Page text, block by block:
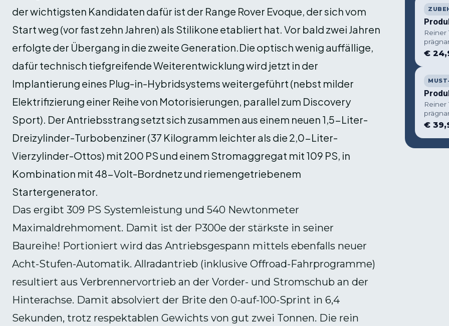
der wichtigsten Kandidaten dafür ist der Range Rover Evoque, der sich vom
Start weg (vor fast zehn Jahren) als Stilikone etabliert hat. Vor bald zwei Jahren
erfolgte der Übergang in die zweite Generation.Die optisch wenig auffällige,
dafür technisch tiefgreifende Weiterentwicklung wird jetzt in der
Implantierung eines Plug-in-Hybridsystems weitergeführt (nebst milder
Elektrifizierung einer Reihe von Motorisierungen, parallel zum Discovery
Sport). Der Antriebsstrang setzt sich zusammen aus einem neuen 1,5-Liter-
Dreizylinder-Turbobenziner (37 Kilogramm leichter als die 2,0-Liter-
Vierzylinder-Ottos) mit 200 PS und einem Stromaggregat mit 109 PS, in
Kombination mit 48-Volt-Bordnetz und riemengetriebenem
Startergenerator.
Das ergibt 309 PS Systemleistung und 540 Newtonmeter
Maximaldrehmoment. Damit ist der P300e der stärkste in seiner
Baureihe! Portioniert wird das Antriebsgespann mittels ebenfalls neuer
Acht-Stufen-Automatik. Allradantrieb (inklusive Offroad-Fahrprogramme)
resultiert aus Verbrennervortrieb an der Vorder- und Stromschub an der
Hinterachse. Damit absolviert der Brite den 0-auf-100-Sprint in 6,4
Sekunden, trotz respektablen Gewichts von gut zwei Tonnen. Die rein
€
€